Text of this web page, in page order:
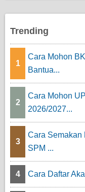
Trending
1
Cara Mohon
Bantua...
2
Cara Mohon
2026/2027...
3
Cara Semakan
SPM ...
4 Cara Daftar